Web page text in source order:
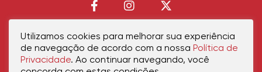
Início Política de PrivacidadePolítica de CookiesContatoSobre Nós
Utilizamos cookies para melhorar sua experiência
de navegação de acordo com a nossa Política de
Privacidade. Ao continuar navegando, você